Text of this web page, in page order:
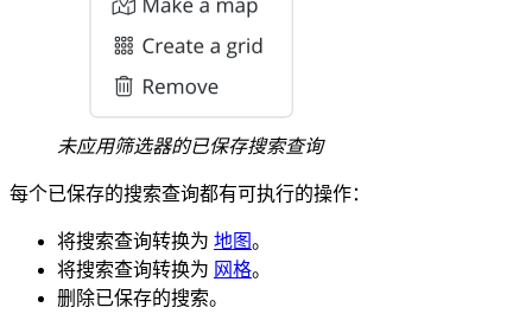
未应用筛选器的已保存搜索查询
每个已保存的搜索查询都有可执行的操作：
将搜索查询转换为 地图。
将搜索查询转换为 网格。
删除已保存的搜索。